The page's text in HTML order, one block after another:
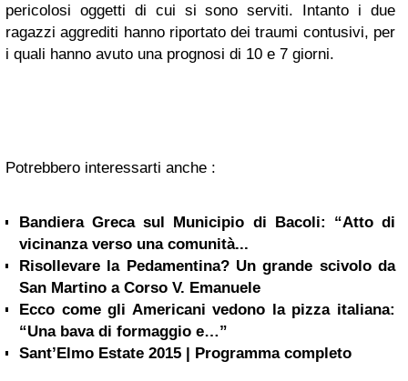
pericolosi oggetti di cui si sono serviti. Intanto i due
ragazzi aggrediti hanno riportato dei traumi contusivi, per
i quali hanno avuto una prognosi di 10 e 7 giorni.
Potrebbero interessarti anche :
Bandiera Greca sul Municipio di Bacoli: “Atto di
vicinanza verso una comunità...
Risollevare la Pedamentina? Un grande scivolo da
San Martino a Corso V. Emanuele
Ecco come gli Americani vedono la pizza italiana:
“Una bava di formaggio e…”
Sant’Elmo Estate 2015 | Programma completo